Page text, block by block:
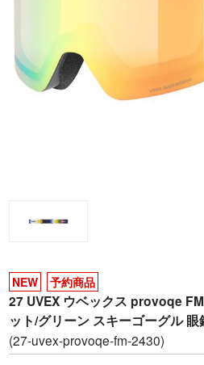
NEW 予約商品
27 UVEX ウベックス provoqe
ット/グリーン スキーゴーグル
(27-uvex-provoqe-fm-2430)